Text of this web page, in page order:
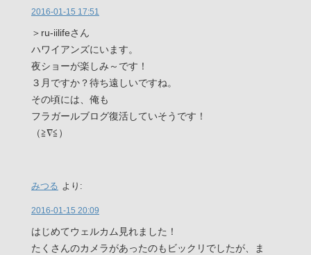
2016-01-15 17:51
＞ru-iilifeさん
ハワイアンズにいます。
夜ショーが楽しみ～です！
３月ですか？待ち遠しいですね。
その頃には、俺も
フラガールブログ復活していそうです！
（≧∇≦）
みつる より:
2016-01-15 20:09
はじめてウェルカム見れました！
たくさんのカメラがあったのもビックリでしたが、ま